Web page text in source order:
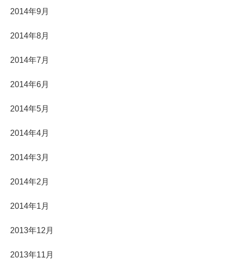
2014年9月
2014年8月
2014年7月
2014年6月
2014年5月
2014年4月
2014年3月
2014年2月
2014年1月
2013年12月
2013年11月